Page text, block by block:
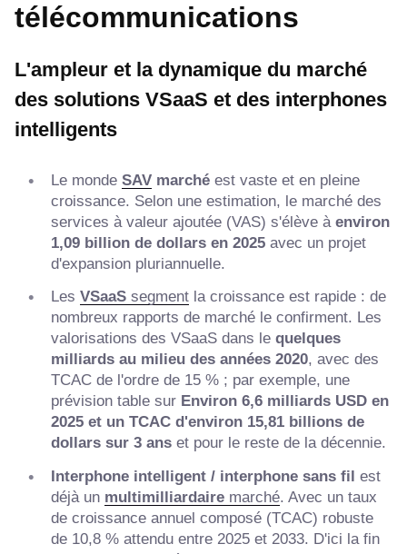
télécommunications
L'ampleur et la dynamique du marché
des solutions VSaaS et des interphones
intelligents
Le monde SAV marché est vaste et en pleine
croissance. Selon une estimation, le marché des
services à valeur ajoutée (VAS) s'élève à environ
1,09 billion de dollars en 2025 avec un projet
d'expansion pluriannuelle.
Les VSaaS segment la croissance est rapide : de
nombreux rapports de marché le confirment. Les
valorisations des VSaaS dans le quelques
milliards au milieu des années 2020, avec des
TCAC de l'ordre de 15 % ; par exemple, une
prévision table sur Environ 6,6 milliards USD en
2025 et un TCAC d'environ 15,81 billions de
dollars sur 3 ans et pour le reste de la décennie.
Interphone intelligent / interphone sans fil est
déjà un multimilliardaire marché. Avec un taux
de croissance annuel composé (TCAC) robuste
de 10,8 % attendu entre 2025 et 2033. D'ici la fin